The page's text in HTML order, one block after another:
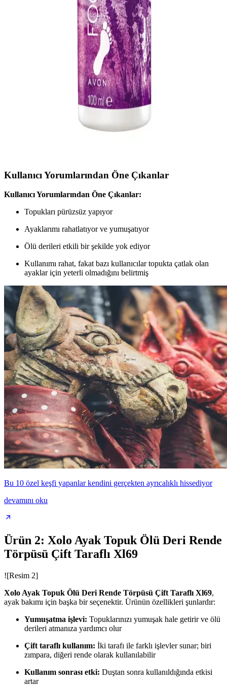
Ped Egg Ayak Bakım Seti ile Pürüzsüz ve Sağlıklı
Ayaklar İçin Etkili Çözüm
Paslanmaz çelik ve mikro doku özellikleriyle ölü deriyi kolayca
temizleyen Ped Egg Ayak Bakım Seti, hijyen ve kullanım kolaylığı
sağlar. Düzenli kullanımda pürüzsüz ve sağlıklı ayaklara ulaşın.
Avon Lavantalı ve Lapitak Ayak Kokusu Giderici
Ürünleri Karşılaştırması
İki popüler ayak bakım ürünü olan Avon lavantalı sprey ve Lapitak
kremi karşılaştırıyoruz. Kokuyu giderme, rahatlatıcı etkiler ve
Kullanıcı Yorumlarından Öne Çıkanlar
Kullanıcı Yorumlarından Öne Çıkanlar:
Topukları pürüzsüz yapıyor
Ayaklarımı rahatlatıyor ve yumuşatıyor
Ölü derileri etkili bir şekilde yok ediyor
Kullanımı rahat, fakat bazı kullanıcılar topukta çatlak olan
ayaklar için yeterli olmadığını belirtmiş
Bu 10 özel keşfi yapanlar kendini gerçekten ayrıcalıklı hissediyor
devamını oku
Ürün 2: Xolo Ayak Topuk Ölü Deri Rende
Törpüsü Çift Taraflı Xl69
![Resim 2]
Xolo Ayak Topuk Ölü Deri Rende Törpüsü Çift Taraflı Xl69,
ayak bakımı için başka bir seçenektir. Ürünün özellikleri şunlardır:
Yumuşatma işlevi: Topuklarınızı yumuşak hale getirir ve ölü
derileri atmanıza yardımcı olur
Çift taraflı kullanım: İki tarafı ile farklı işlevler sunar; biri
zımpara, diğeri rende olarak kullanılabilir
Kullanım sonrası etki: Duştan sonra kullanıldığında etkisi
artar